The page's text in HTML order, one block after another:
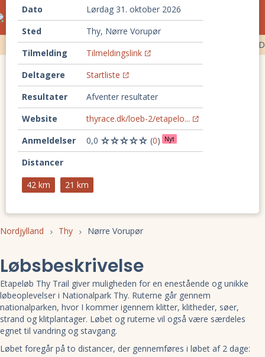
Ultraløb og trailløb i Danmark
kalender
Ultraløb Trailløb Backyard ultra 100 km løb
Dato
lørdag 31. oktober 2026
Sted
Thy, Nørre Vorupør
Tilmelding
Tilmeldingslink
Deltagere
Startliste
Resultater
Afventer resultater
Website
thyrace.dk/loeb-2/etapelo...
Anmeldelser
0,0 (0) Nyt
Distancer
42 km
21 km
Nordjylland Thy Nørre Vorupør
Løbsbeskrivelse
Etapeløb Thy Trail giver muligheden for en enestående og unikke
løbeoplevelser i Nationalpark Thy. Ruterne går gennem
nationalparken, hvor I kommer igennem klitter, klitheder, søer,
strand og klitplantager. Løbet og ruterne vil også være særdeles
egnet til vandring og stavgang.
Løbet foregår på to distancer, der gennemføres i løbet af 2 dage: